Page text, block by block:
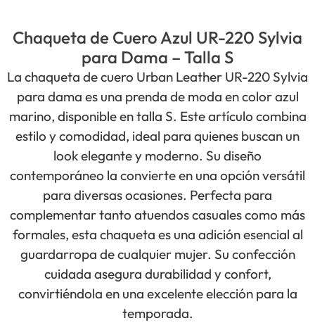
Chaqueta de Cuero Azul UR-220 Sylvia
para Dama – Talla S
La chaqueta de cuero Urban Leather UR-220 Sylvia
para dama es una prenda de moda en color azul
marino, disponible en talla S. Este artículo combina
estilo y comodidad, ideal para quienes buscan un
look elegante y moderno. Su diseño
contemporáneo la convierte en una opción versátil
para diversas ocasiones. Perfecta para
complementar tanto atuendos casuales como más
formales, esta chaqueta es una adición esencial al
guardarropa de cualquier mujer. Su confección
cuidada asegura durabilidad y confort,
convirtiéndola en una excelente elección para la
temporada.